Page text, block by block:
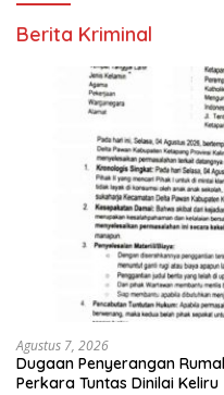
Berita Kriminal
Agustus 7, 2026
Dugaan Penyerangan
Perkara Tuntas Dinilai Keliru